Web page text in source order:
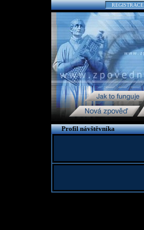
REGISTRACE
Profil návštěvníka